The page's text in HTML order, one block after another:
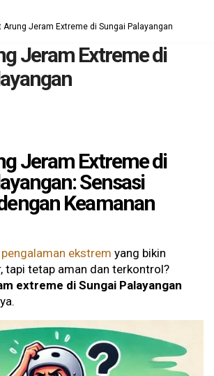
Arung Jeram Extreme di Sungai Palayangan
Jeram Extreme di
Jeram Extreme di
Sensasi
Keamanan
ekstrem yang bikin
tapi tetap aman dan terkontrol?
extreme di Sungai Palayangan